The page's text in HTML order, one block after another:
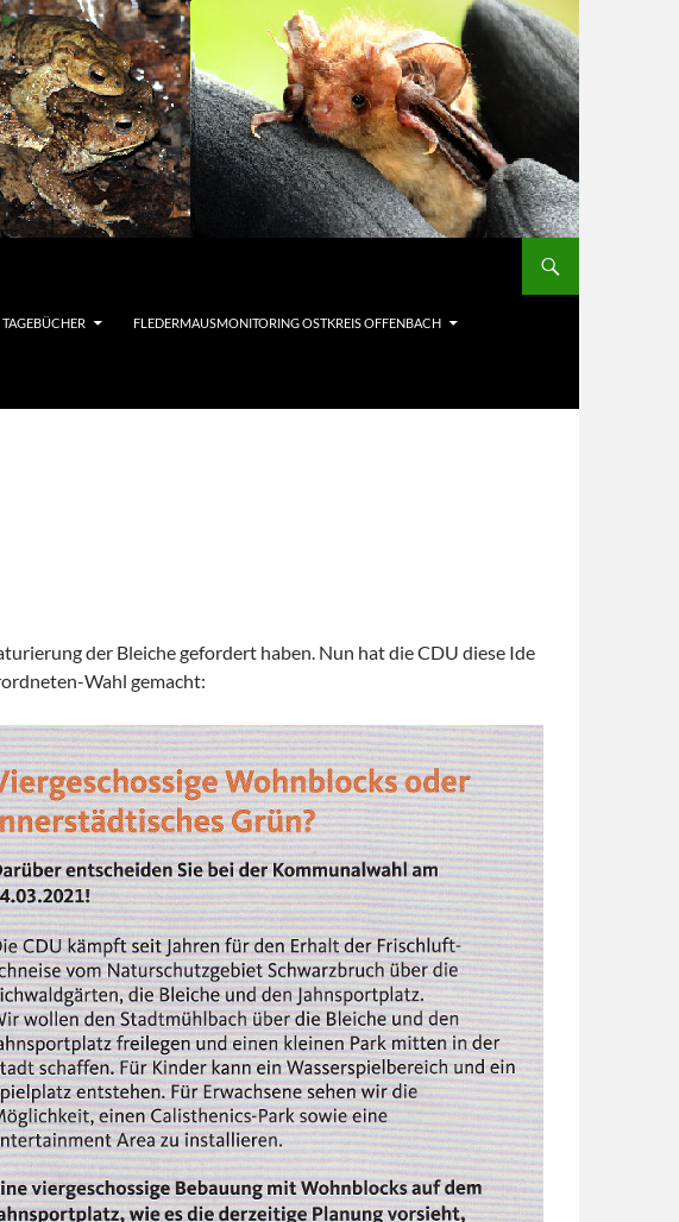
TAGEBÜCHER FLEDERMAUSMONITORING OSTKREIS OFFENBACH
der Bleiche gefordert haben. Nun hat die CDU diese Ide
Wahl gemacht: